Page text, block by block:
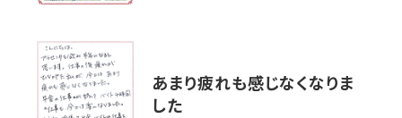
あまり疲れも感じなくなりま
した